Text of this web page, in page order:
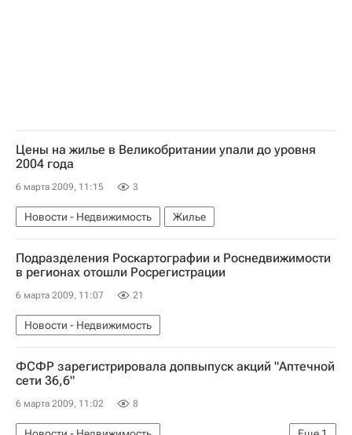
Цены на жилье в Великобритании упали до уровня
2004 года
6 марта 2009, 11:15 3
Новости - Недвижимость Жилье
Подразделения Роскартографии и Роснедвижимости
в регионах отошли Росрегистрации
6 марта 2009, 11:07 21
Новости - Недвижимость
ФСФР зарегистрировала допвыпуск акций "Аптечной
сети 36,6"
6 марта 2009, 11:02 8